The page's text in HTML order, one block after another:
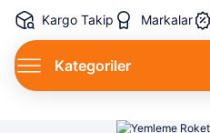
Kargo Takip Markalar
Kategoriler